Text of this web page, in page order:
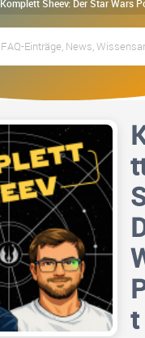
Komplett Sheev: Der Star Wars
t